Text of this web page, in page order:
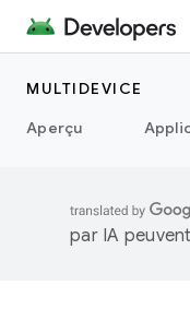
MULTIDEVICE
Aperçu
par IA